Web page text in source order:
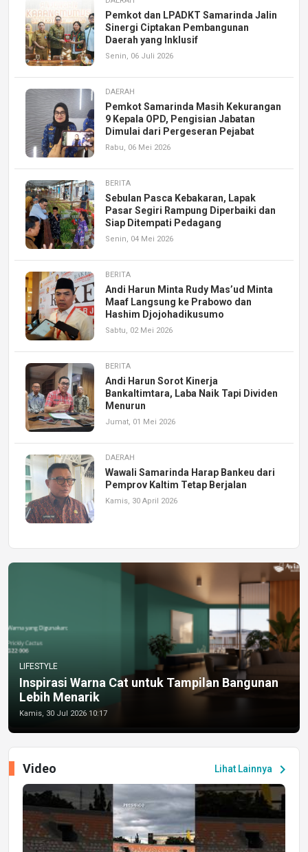
Pemkot dan LPADKT Samarinda Jalin
Sinergi Ciptakan Pembangunan
Daerah yang Inklusif
Senin, 06 Juli 2026
DAERAH
Pemkot Samarinda Masih Kekurangan
9 Kepala OPD, Pengisian Jabatan
Dimulai dari Pergeseran Pejabat
Rabu, 06 Mei 2026
BERITA
Sebulan Pasca Kebakaran, Lapak
Pasar Segiri Rampung Diperbaiki dan
Siap Ditempati Pedagang
Senin, 04 Mei 2026
BERITA
Andi Harun Minta Rudy Mas’ud Minta
Maaf Langsung ke Prabowo dan
Hashim Djojohadikusumo
Sabtu, 02 Mei 2026
BERITA
Andi Harun Sorot Kinerja
Bankaltimtara, Laba Naik Tapi Dividen
Menurun
Jumat, 01 Mei 2026
DAERAH
Wawali Samarinda Harap Bankeu dari
Pemprov Kaltim Tetap Berjalan
Kamis, 30 April 2026
LIFESTYLE
Inspirasi Warna Cat untuk Tampilan Bangunan
Lebih Menarik
Kamis, 30 Jul 2026 10:17
Lihat Lainnya chevron_right
Video